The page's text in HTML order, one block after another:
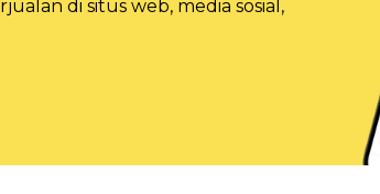
di situs web, media sosial,